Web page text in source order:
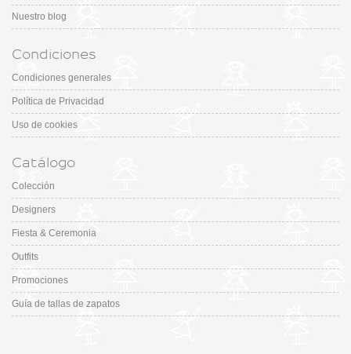
Nuestro blog
Condiciones
Condiciones generales
Política de Privacidad
Uso de cookies
Catálogo
Colección
Designers
Fiesta & Ceremonia
Outfits
Promociones
Guía de tallas de zapatos